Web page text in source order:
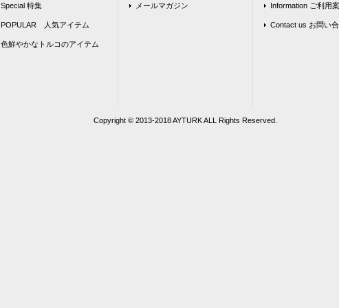
Special 特集
POPULAR 人気アイテム
色鮮やかなトルコのアイテム
メールマガジン Information ご利用
Contact us お問い
Copyright © 2013‐2018 AYTURK ALL Rights Reserved.